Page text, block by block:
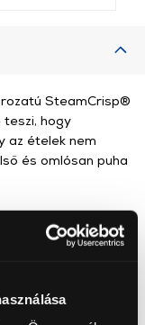
SteamCrisp®
hogy
az ételek nem
és omlósan puha